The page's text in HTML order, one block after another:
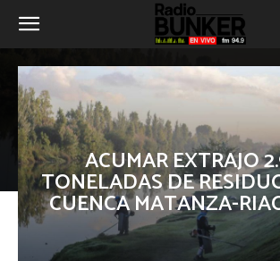
ACUMAR EXTRAJO
TONELADAS DE
CUENCA MATANZA-